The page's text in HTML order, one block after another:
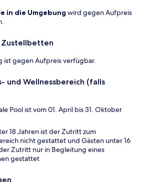
in die Umgebung wird gegen Aufpreis
Zustellbetten
ist gegen Aufpreis verfügbar.
und Wellnessbereich (falls
Pool ist vom 01. April bis 31. Oktober
18 Jahren ist der Zutritt zum
nicht gestattet und Gästen unter 16
Zutritt nur in Begleitung eines
gestattet